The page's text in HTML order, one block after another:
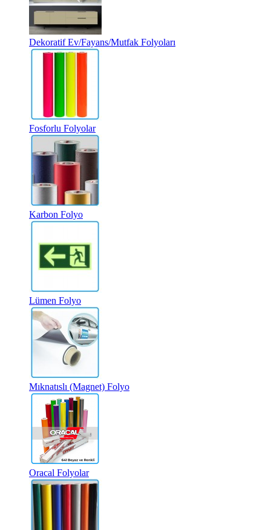
Dekoratif Ev/Fayans/Mutfak Folyoları
Fosforlu Folyolar
Karbon Folyo
Lümen Folyo
Mıknatıslı (Magnet) Folyo
Oracal Folyolar